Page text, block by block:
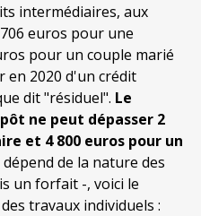
intermédiaires, aux
euros pour une
pour un couple marié
en 2020 d'un crédit
dit "résiduel". Le
ne peut dépasser 2
et 4 800 euros pour un
de la nature des
un forfait -, voici le
travaux individuels :